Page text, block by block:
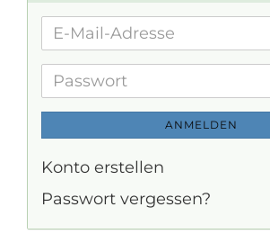
E-
Adresse
Passwort
ANMELDEN
Konto erstellen
Passwort vergessen?